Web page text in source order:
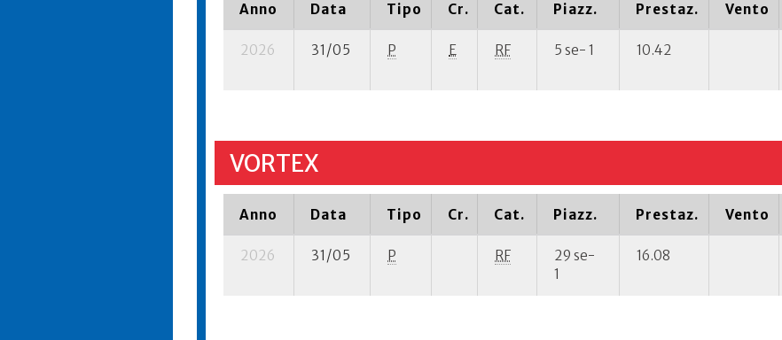
Anno Data Tipo Cr. Cat. Piazz. Prestaz. Vento
2026 31/05 P E RF 5 se- 1 10.42
VORTEX
Anno Data Tipo Cr. Cat. Piazz. Prestaz. Vento
2026 31/05 P RF
29 se-
1
16.08